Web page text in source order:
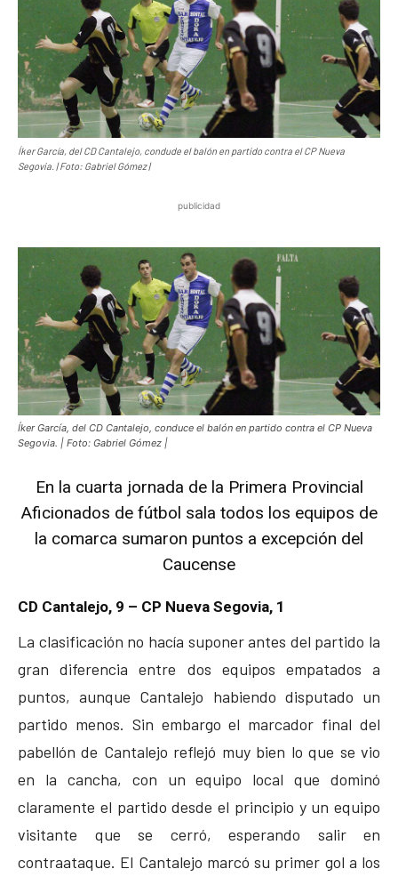
Íker García, del CD Cantalejo, condude el balón en partido contra el CP Nueva
Segovia. | Foto: Gabriel Gómez |
publicidad
Íker García, del CD Cantalejo, conduce el balón en partido contra el CP Nueva
Segovia. | Foto: Gabriel Gómez |
En la cuarta jornada de la Primera Provincial
Aficionados de fútbol sala todos los equipos de
la comarca sumaron puntos a excepción del
Caucense
CD Cantalejo, 9 – CP Nueva Segovia, 1
La clasificación no hacía suponer antes del partido la
gran diferencia entre dos equipos empatados a
puntos, aunque Cantalejo habiendo disputado un
partido menos. Sin embargo el marcador final del
pabellón de Cantalejo reflejó muy bien lo que se vio
en la cancha, con un equipo local que dominó
claramente el partido desde el principio y un equipo
visitante que se cerró, esperando salir en
contraataque. El Cantalejo marcó su primer gol a los